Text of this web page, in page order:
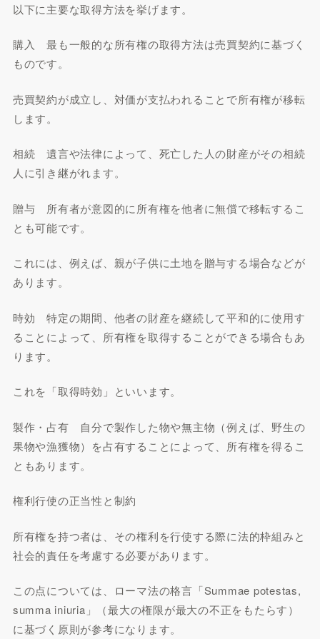
以下に主要な取得方法を挙げます。
購入 最も一般的な所有権の取得方法は売買契約に基づく
ものです。
売買契約が成立し、対価が支払われることで所有権が移転
します。
相続 遺言や法律によって、死亡した人の財産がその相続
人に引き継がれます。
贈与 所有者が意図的に所有権を他者に無償で移転するこ
とも可能です。
これには、例えば、親が子供に土地を贈与する場合などが
あります。
時効 特定の期間、他者の財産を継続して平和的に使用す
ることによって、所有権を取得することができる場合もあ
ります。
これを「取得時効」といいます。
製作・占有 自分で製作した物や無主物（例えば、野生の
果物や漁獲物）を占有することによって、所有権を得るこ
ともあります。
権利行使の正当性と制約
所有権を持つ者は、その権利を行使する際に法的枠組みと
社会的責任を考慮する必要があります。
この点については、ローマ法の格言「Summae potestas,
summa iniuria」（最大の権限が最大の不正をもたらす）
に基づく原則が参考になります。